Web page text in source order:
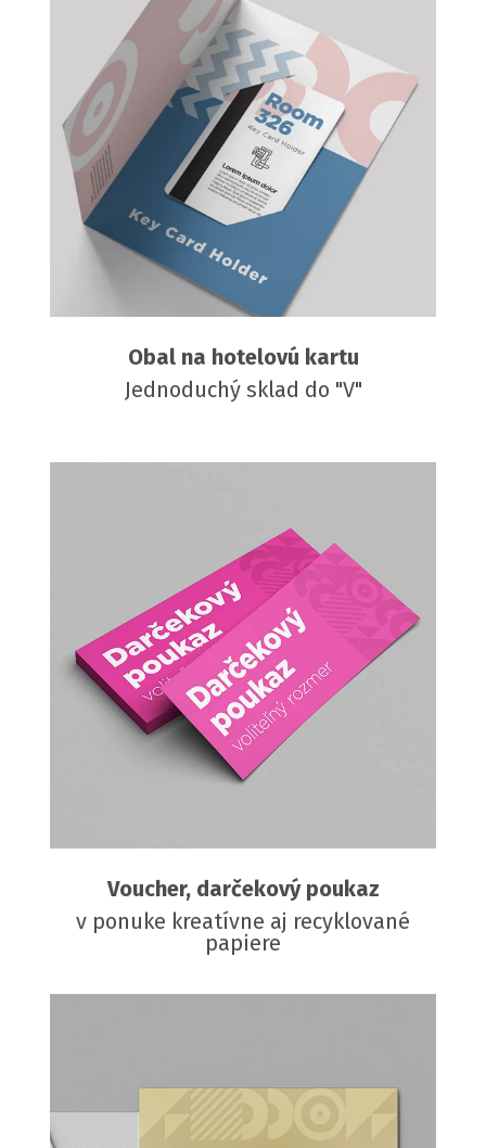
Obal na hotelovú kartu
Jednoduchý sklad do "V"
Voucher, darčekový poukaz
v ponuke kreatívne aj recyklované
papiere